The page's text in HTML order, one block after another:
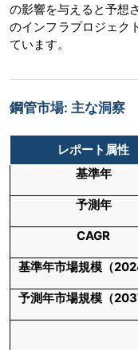
の影響を与えると予想
のインフラプロジェク
ています。
鋼管市場: 主な洞察
レポート属性
基準年
予測年
CAGR
基準年市場規模（
予測年市場規模（